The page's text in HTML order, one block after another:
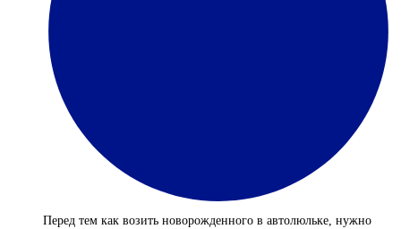
Перед тем как возить новорожденного в автолюльке, нужно